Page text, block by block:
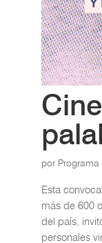
por
Esta
más de 600
del país,
personales